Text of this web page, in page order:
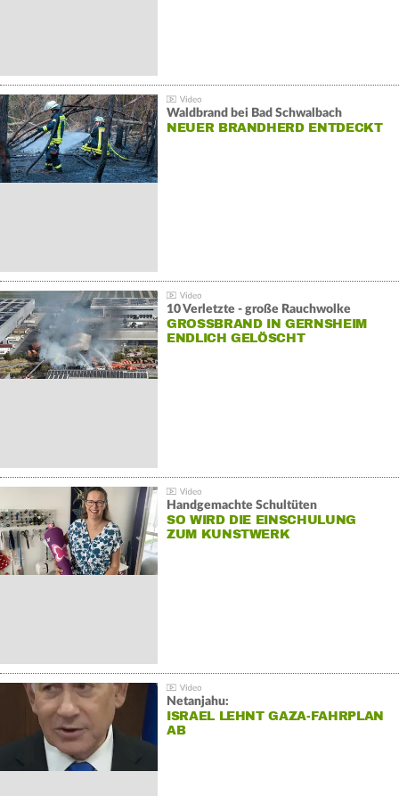
Waldbrand bei Bad Schwalbach
NEUER BRANDHERD ENTDECKT
10 Verletzte - große Rauchwolke
GROSSBRAND IN GERNSHEIM E
NDLICH GELÖSCHT
Handgemachte Schultüten
SO WIRD DIE EINSCHULUNG
ZUM KUNSTWERK
Netanjahu:
ISRAEL LEHNT GAZA-FAHRPLAN
AB